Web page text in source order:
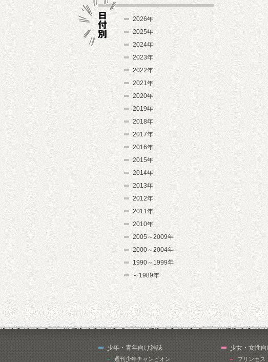
2026年
2025年
2024年
2023年
2022年
2021年
2020年
2019年
2018年
2017年
2016年
2015年
2014年
2013年
2012年
2011年
2010年
2005～2009年
2000～2004年
1990～1999年
～1989年
少年・青年向け雑誌
週刊少年チャンピオン
少女・女性
プリンセス